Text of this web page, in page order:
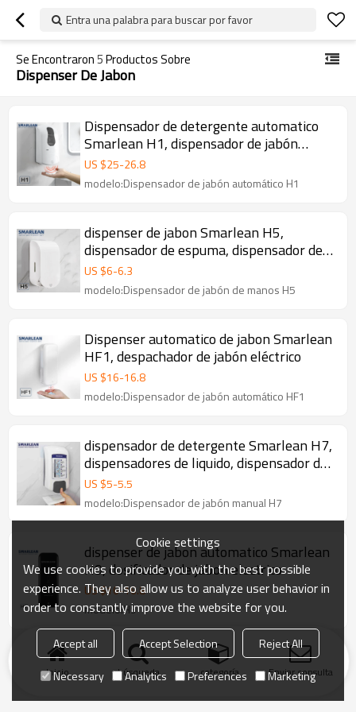
Entra una palabra para buscar por favor
Se Encontraron5Productos Sobre
Dispenser De Jabon
Dispensador de detergente automatico
Smarlean H1, dispensador de jabón
líquido automático
US $25-26.8
modelo:Dispensador de jabón automático H1
dispenser de jabon Smarlean H5,
dispensador de espuma, dispensador de
jabon liquido, despachador de jabon
US $6-6.3
modelo:Dispensador de jabón de manos H5
Dispenser automatico de jabon Smarlean
HF1, despachador de jabón eléctrico
US $16-16.8
modelo:Dispensador de jabón automático HF1
dispensador de detergente Smarlean H7,
dispensadores de liquido, dispensador de
jabón liquido de pared
US $5-5.5
modelo:Dispensador de jabón manual H7
dispenser de jabon automatico Smarlean
H9, dosificador de jabon electrico
US $16-16.8
modelo:H9
Inicio búsqueda categoría Enviar consulta
Cookie settings
We use cookies to provide you with the best possible
experience. They also allow us to analyze user behavior in
order to constantly improve the website for you.
Accept all Accept Selection
Reject All
Necessary
Analytics Preferences Marketing